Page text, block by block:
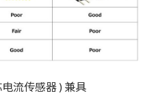
流传感器 ) 兼具